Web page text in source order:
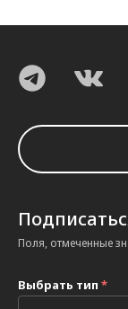
Поля, отмеченные
Выбрать тип *